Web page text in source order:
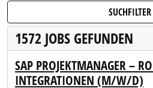
SUCHFILTER
1572 JOBS GEFUNDEN
SAP PROJEKTMANAGER –
INTEGRATIONEN (M/W/D)